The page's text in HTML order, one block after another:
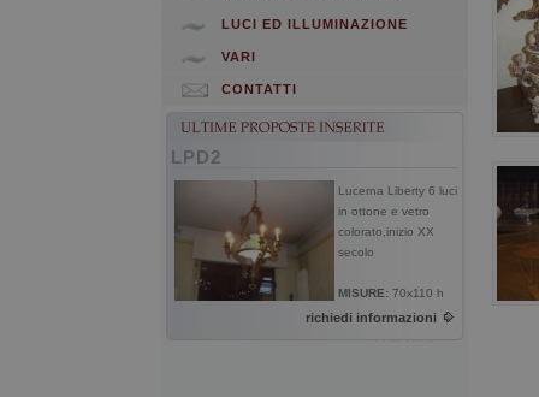
LUCI ED ILLUMINAZIONE
VARI
CONTATTI
LPD2
Lucerna Liberty 6 luci
in ottone e vetro
colorato,inizio XX
secolo
MISURE: 70x110 h
richiedi informazioni